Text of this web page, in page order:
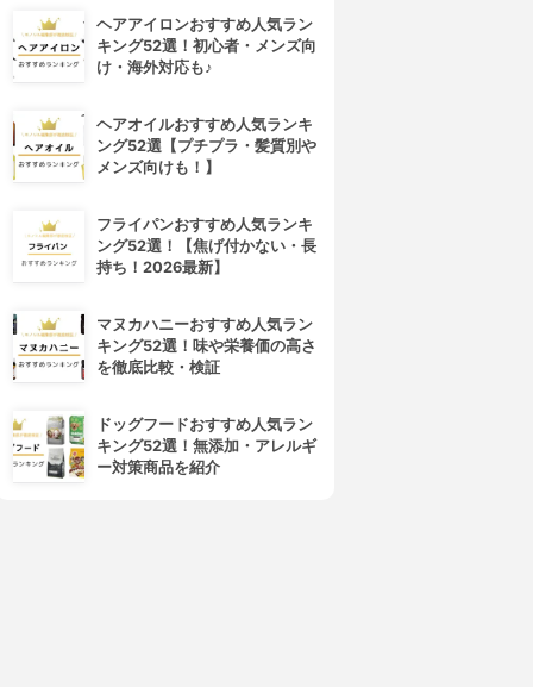
ORBIS(オルビス)
ヘアアイロンおすすめ人気ラン
キング52選！初心者・メンズ向
け・海外対応も♪
ヘアオイルおすすめ人気ランキ
ング52選【プチプラ・髪質別や
メンズ向けも！】
フライパンおすすめ人気ランキ
ング52選！【焦げ付かない・長
持ち！2026最新】
マヌカハニーおすすめ人気ラン
キング52選！味や栄養価の高さ
を徹底比較・検証
ドッグフードおすすめ人気ラン
キング52選！無添加・アレルギ
ー対策商品を紹介